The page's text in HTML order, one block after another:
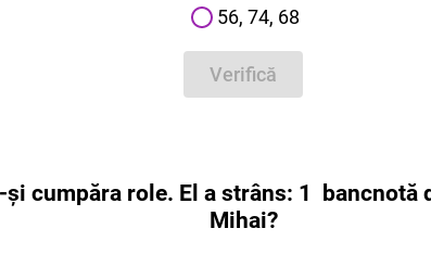
56, 74, 68
Verifică
cumpăra role. El a strâns: 1 bancnotă
Mihai?